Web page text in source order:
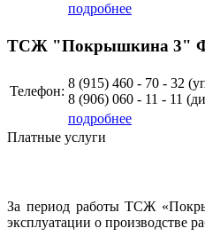
подробнее
ТСЖ "Покрышкина 3"
Телефон:
8 (915) 460 - 70 - 32
8 (906) 060 - 11 - 11
подробнее
Платные услуги
За период работы ТСЖ
эксплуатации о